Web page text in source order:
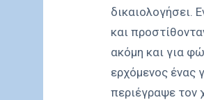
δικαιολογήσει.
και
ακόμη και για
ερχόμενος ένας
περιέγραψε τον